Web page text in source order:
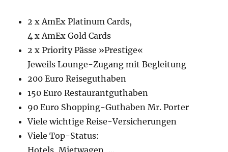
2 x AmEx Platinum Cards,
4 x AmEx Gold Cards
2 x Priority Pässe »Prestige«
Jeweils Lounge-Zugang mit Begleitung
200 Euro Reiseguthaben
150 Euro Restaurantguthaben
90 Euro Shopping-Guthaben Mr. Porter
Viele wichtige Reise-Versicherungen
Viele Top-Status:
Hotels, Mietwagen, ...